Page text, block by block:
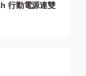
行動電源連雙